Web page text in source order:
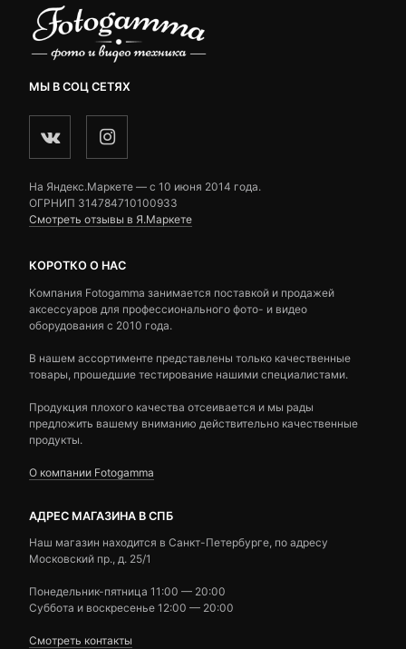
МЫ В СОЦ СЕТЯХ
На Яндекс.Маркете — c 10 июня 2014 года.
ОГРНИП 314784710100933
Смотреть отзывы в Я.Маркете
КОРОТКО О НАС
Компания Fotogamma занимается поставкой и продажей
аксессуаров для профессионального фото- и видео
оборудования с 2010 года.
В нашем ассортименте представлены только качественные
товары, прошедшие тестирование нашими специалистами.
Продукция плохого качества отсеивается и мы рады
предложить вашему вниманию действительно качественные
продукты.
О компании Fotogamma
АДРЕС МАГАЗИНА В СПБ
Наш магазин находится в Санкт-Петербурге, по адресу
Московский пр., д. 25/1
Понедельник-пятница 11:00 — 20:00
Суббота и воскресенье 12:00 — 20:00
Смотреть контакты